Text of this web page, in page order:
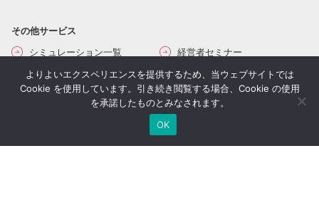
その他サービス
シミュレーション一覧
経営者セミナー
コンサルティングの流れ
経営者限定メルマガ登録
生命保険一括見積り
よりよいエクスペリエンスを提供するため、当ウェブサイトでは
Cookie を使用しています。引き続き閲覧する場合、Cookie の使用
を承諾したものとみなされます。
OK